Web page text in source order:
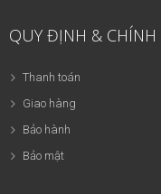
QUY ĐỊNH & CHÍNH
Thanh toán
Giao hàng
Bảo hành
Bảo mật